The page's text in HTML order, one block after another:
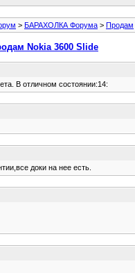
> БАРАХОЛКА Форума > Продам
Nokia 3600 Slide
В отличном состоянии:14:
доки на нее есть.